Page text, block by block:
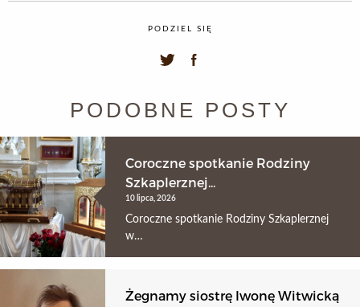
PODZIEL SIĘ
PODOBNE POSTY
Coroczne spotkanie Rodziny
Szkaplerznej...
10 lipca, 2026
Coroczne spotkanie Rodziny Szkaplerznej
w…
Żegnamy siostrę Iwonę Witwicką